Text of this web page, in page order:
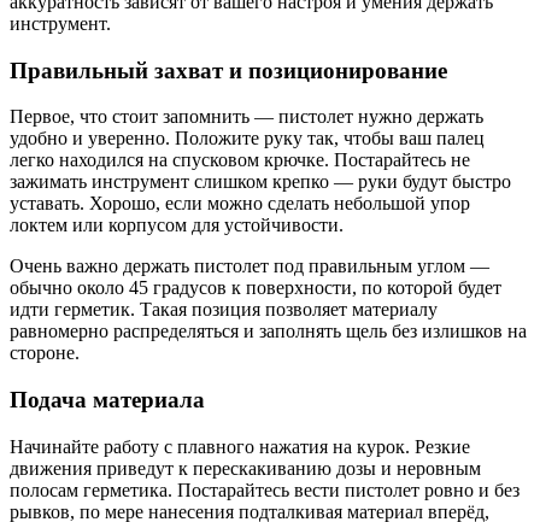
инструмент.
Правильный захват и позиционирование
Первое, что стоит запомнить — пистолет нужно держать
удобно и уверенно. Положите руку так, чтобы ваш палец
легко находился на спусковом крючке. Постарайтесь не
зажимать инструмент слишком крепко — руки будут быстро
уставать. Хорошо, если можно сделать небольшой упор
локтем или корпусом для устойчивости.
Очень важно держать пистолет под правильным углом —
обычно около 45 градусов к поверхности, по которой будет
идти герметик. Такая позиция позволяет материалу
равномерно распределяться и заполнять щель без излишков на
стороне.
Подача материала
Начинайте работу с плавного нажатия на курок. Резкие
движения приведут к перескакиванию дозы и неровным
полосам герметика. Постарайтесь вести пистолет ровно и без
рывков, по мере нанесения подталкивая материал вперёд,